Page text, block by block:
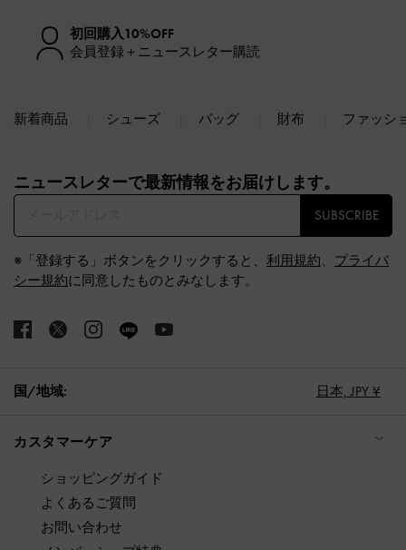
初回購入10%OFF
会員登録＋ニュースレター購読
新着商品 シューズ バッグ 財布 ファッシ
ニュースレターで最新情報をお届けします。​
SUBSCRIBE
※「登録する」ボタンをクリックすると、 利用規約、 プライバ
シー規約に同意したものとみなします。
国/地域: 日本, JPY ¥
カスタマーケア
ショッピングガイド
よくあるご質問
お問い合わせ